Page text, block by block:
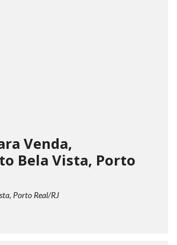
Venda,
Bela Vista, Porto
Porto Real/RJ